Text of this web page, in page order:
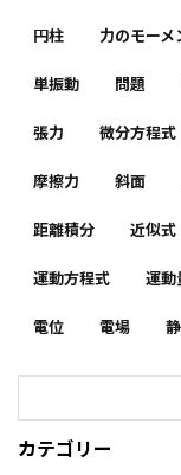
円柱 力のモーメ
単振動 問題
張力 微分方程式
摩擦力 斜面
距離積分 近似式
運動方程式 運動
電位 電場
カテゴリー